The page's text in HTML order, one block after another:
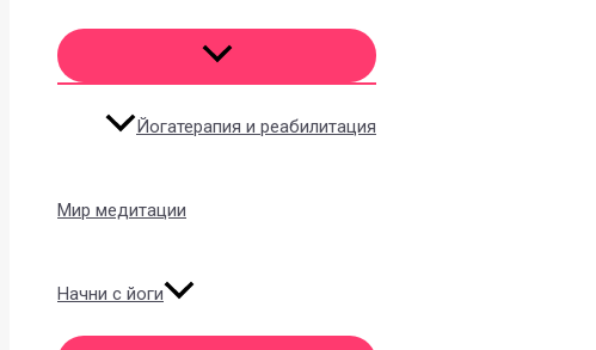
Йогатерапия и реабилитация
Мир медитации
Начни с йоги